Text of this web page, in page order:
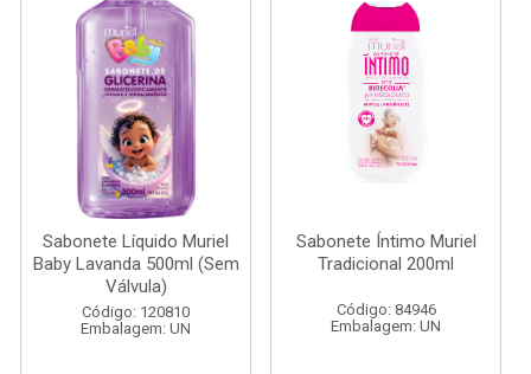
Sabonete Líquido Muriel
Baby Lavanda 500ml (Sem
Válvula)
Código: 120810
Embalagem: UN
Sabonete Íntimo Muriel
Tradicional 200ml
Código: 84946
Embalagem: UN